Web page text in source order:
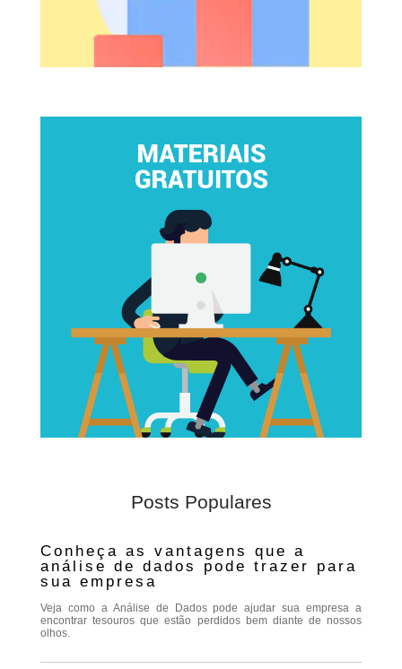
Posts Populares
Conheça as vantagens que a
análise de dados pode trazer para
sua empresa
Veja como a Análise de Dados pode ajudar sua empresa a
encontrar tesouros que estão perdidos bem diante de nossos
olhos.